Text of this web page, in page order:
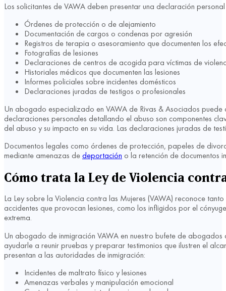
Los solicitantes de VAWA deben presentar una declaración
Órdenes de protección o de alejamiento
Documentación de cargos o condenas por agresión
Registros de terapia o asesoramiento que documenten los
Fotografías de lesiones
Declaraciones de centros de acogida para víctimas de
Historiales médicos que documenten las lesiones
Informes policiales sobre incidentes domésticos
Declaraciones juradas de testigos o profesionales
Un abogado especializado en VAWA de Rivas & Asociados
declaraciones personales detallando el abuso son componentes
del abuso y su impacto en su vida. Las declaraciones juradas de
Documentos legales como órdenes de protección, papeles de
mediante amenazas dedeportación o la retención de documentos
Cómo trata la Ley de Violencia
La Ley sobre la Violencia contra las Mujeres (VAWA) reconoce tanto
accidentes que provocan lesiones, como los infligidos por el
extrema.
Un abogado de inmigración VAWA en nuestro bufete de
ayudarle a reunir pruebas y preparar testimonios que ilustren el
presentan a las autoridades de inmigración:
Incidentes de maltrato físico y lesiones
Amenazas verbales y manipulación emocional